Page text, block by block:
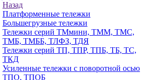
Назад
Платформенные тележки
Большегрузные тележки
Тележки серий ТМмини, ТММ, ТМС,
ТМБ, ТМББ, ТЛФЗ, ТДЯ
Тележки серий ТП, ТПР, ТПБ, ТБ, ТС,
ТКД
Усиленные тележки с поворотной осью
ТПО, ТПОБ